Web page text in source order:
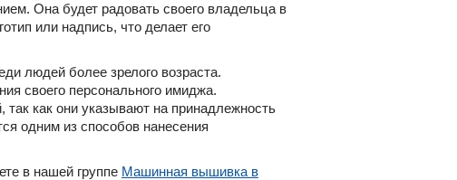
Она будет радовать своего владельца в
или надпись, что делает его
людей более зрелого возраста.
своего персонального имиджа.
как они указывают на принадлежность
одним из способов нанесения
в нашей группе Машинная вышивка в